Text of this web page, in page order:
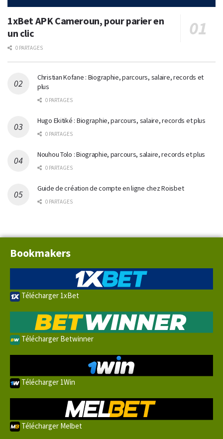
1xBet APK Cameroun, pour parier en
un clic
0 PARTAGES
Christian Kofane : Biographie, parcours, salaire, records et
plus
0 PARTAGES
Hugo Ekitiké : Biographie, parcours, salaire, records et plus
0 PARTAGES
Nouhou Tolo : Biographie, parcours, salaire, records et plus
0 PARTAGES
Guide de création de compte en ligne chez Roisbet
0 PARTAGES
Bookmakers
Télécharger 1xBet
Télécharger Betwinner
Télécharger 1Win
Télécharger Melbet